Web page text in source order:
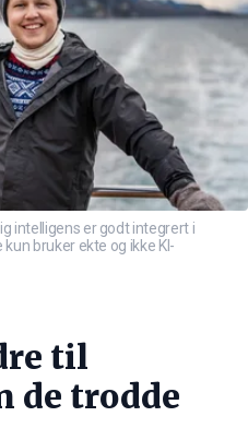
intelligens er godt integrert i
bruker ekte og ikke KI-
til
de trodde